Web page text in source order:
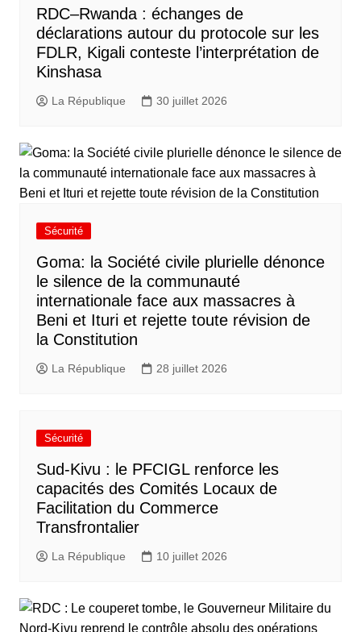
RDC–Rwanda : échanges de
déclarations autour du protocole sur les
FDLR, Kigali conteste l’interprétation de
Kinshasa
La République 30 juillet 2026
Sécurité
Goma: la Société civile plurielle dénonce
le silence de la communauté
internationale face aux massacres à
Beni et Ituri et rejette toute révision de
la Constitution
La République 28 juillet 2026
Sécurité
Sud-Kivu : le PFCIGL renforce les
capacités des Comités Locaux de
Facilitation du Commerce
Transfrontalier
La République 10 juillet 2026